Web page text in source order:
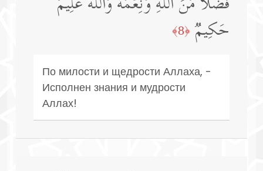
حَكِیمࣱ ﴿8﴾
По милости и щедрости Аллаха, -
Исполнен знания и мудрости
Аллах!